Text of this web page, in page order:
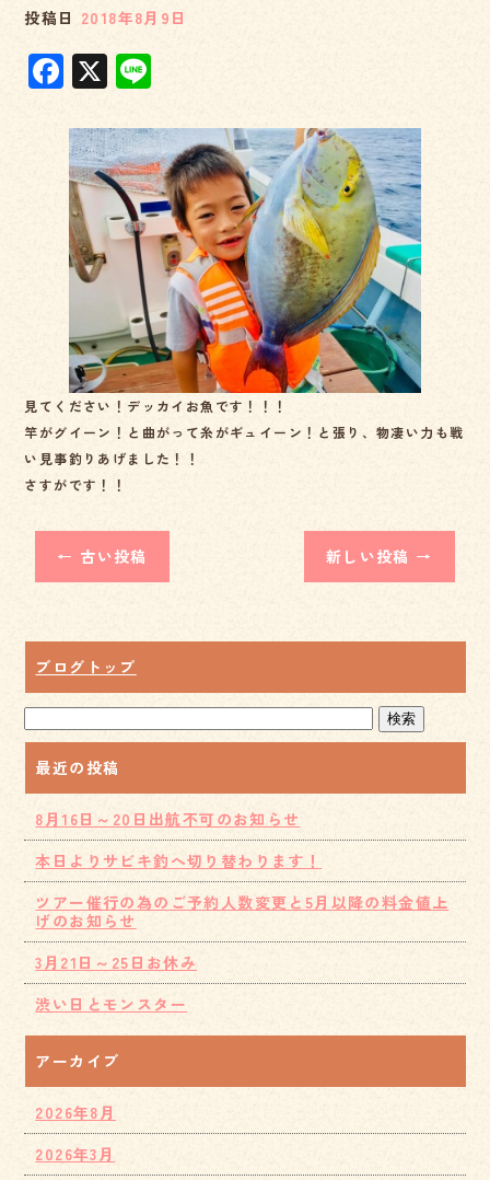
投稿日 2018年8月9日
F
a
c
e
b
o
o
X
e
見てください！デッカイお魚です！！！
竿がグイーン！と曲がって糸がギュイーン！と張り、物凄い力も戦
い見事釣りあげました！！
さすがです！！
← 古い投稿 新しい投稿 →
ブログトップ
最近の投稿
8月16日～20日出航不可のお知らせ
本日よりサビキ釣へ切り替わります！
ツアー催行の為のご予約人数変更と5月以降の料金値上
げのお知らせ
3月21日～25日お休み
渋い日とモンスター
アーカイブ
2026年8月
2026年3月